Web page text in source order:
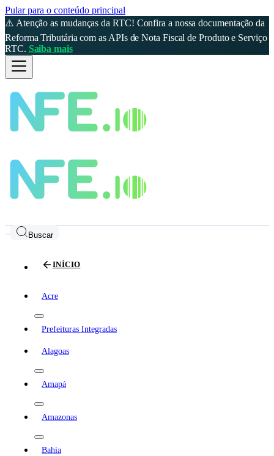
Pular para o conteúdo principal
⚠️ Atenção as mudanças da RTC! Confira a nossa documentação da
Reforma Tributária com as APIs de Nota Fiscal de Produto e Serviço
RTC. Saiba mais
Buscar
INÍCIO
Acre
Prefeituras Integradas
Alagoas
Amapá
Amazonas
Bahia